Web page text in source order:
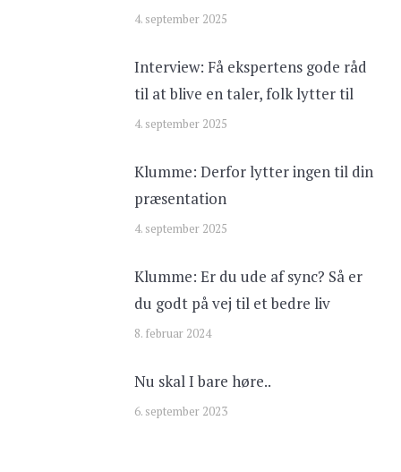
4. september 2025
Interview: Få ekspertens gode råd
til at blive en taler, folk lytter til
4. september 2025
Klumme: Derfor lytter ingen til din
præsentation
4. september 2025
Klumme: Er du ude af sync? Så er
du godt på vej til et bedre liv
8. februar 2024
Nu skal I bare høre..
6. september 2023